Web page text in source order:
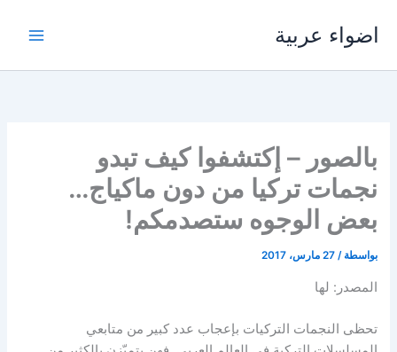
اضواء عربية
بالصور – إكتشفوا كيف تبدو
نجمات تركيا من دون ماكياج…
بعض الوجوه ستصدمكم!
بواسطة /27 مارس، 2017
المصدر: لها
تحظى النجمات التركيات بإعجاب عدد كبير من متابعي